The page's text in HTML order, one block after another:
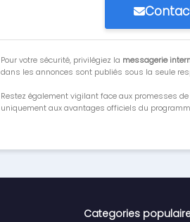
Pour votre sécurité, privilégiez la messagerie
dans les annonces sont publiés sous la seule
Restez également vigilant face aux promesses
uniquement aux avantages officiels du
Categories